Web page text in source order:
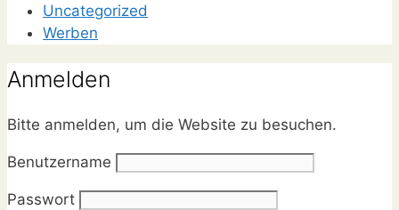
Uncategorized
Werben
Anmelden
Bitte anmelden, um die Website zu besuchen.
Benutzername
Passwort